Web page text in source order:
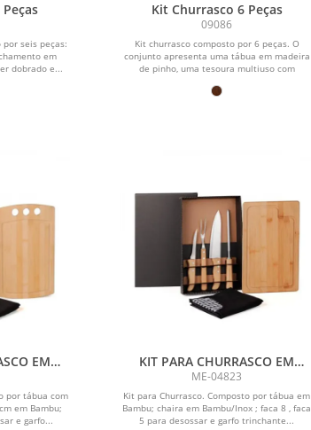
seis peças:
em
dobrado e...
Kit Churrasco 6 Peças
09086
Kit churrasco composto por 6 peças. O
conjunto apresenta uma tábua em madeira
de pinho, uma tesoura multiuso com
EM
COM
por tábua com
em Bambu;
e garfo...
KIT PARA CHURRASCO EM
BAMBU / MADEIRA / INOX COM
AVENTAL - 6 PÇS
ME-04823
Kit para Churrasco. Composto por tábua em
Bambu; chaira em Bambu/Inox ; faca 8 , faca
5 para desossar e garfo trinchante...